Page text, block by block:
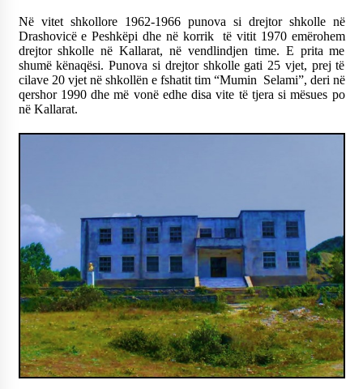
Në vitet shkollore 1962-1966 punova si drejtor shkolle në
Drashovicë e Peshkëpi dhe në korrik të vitit 1970 emërohem
drejtor shkolle në Kallarat, në vendlindjen time. E prita me
shumë kënaqësi. Punova si drejtor shkolle gati 25 vjet, prej të
cilave 20 vjet në shkollën e fshatit tim “Mumin Selami”, deri në
qershor 1990 dhe më vonë edhe disa vite të tjera si mësues po
në Kallarat.